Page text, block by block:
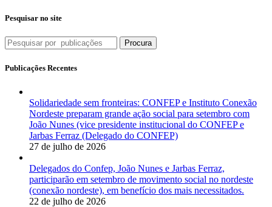
Pesquisar no site
Procura
Publicações Recentes
Solidariedade sem fronteiras: CONFEP e Instituto Conexão
Nordeste preparam grande ação social para setembro com
João Nunes (vice presidente institucional do CONFEP e
Jarbas Ferraz (Delegado do CONFEP)
27 de julho de 2026
Delegados do Confep, João Nunes e Jarbas Ferraz,
participarão em setembro de movimento social no nordeste
(conexão nordeste), em benefício dos mais necessitados.
22 de julho de 2026